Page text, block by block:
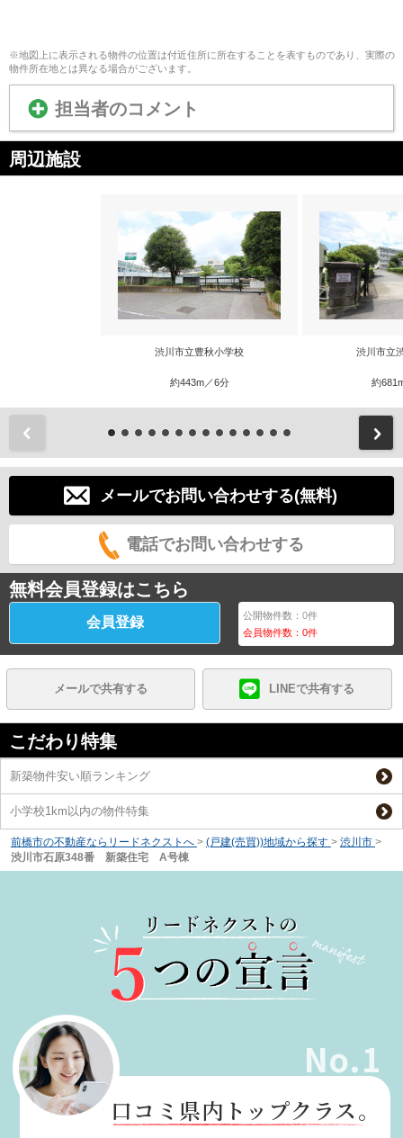
※地図上に表示される物件の位置は付近住所に所在することを表すものであり、実際の
物件所在地とは異なる場合がございます。
担当者のコメント
周辺施設
渋川市立豊秋小学校
約443m／6分
渋川市立
約
メールでお問い合わせする(無料)
電話でお問い合わせする
無料会員登録はこちら
会員登録 公開物件数：0件
会員物件数：0件
メールで共有する LINEで共有する
こだわり特集
新築物件安い順ランキング
小学校1km以内の物件特集
前橋市の不動産ならリードネクストへ > (戸建(売買))地域から探す > 渋川市 >
渋川市石原348番 新築住宅 A号棟
No.1
口コミ県内トップクラス。